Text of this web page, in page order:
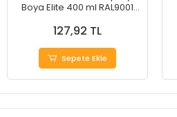
Boya Elite 400 ml RAL9001
127,92 TL
Sepete Ekle